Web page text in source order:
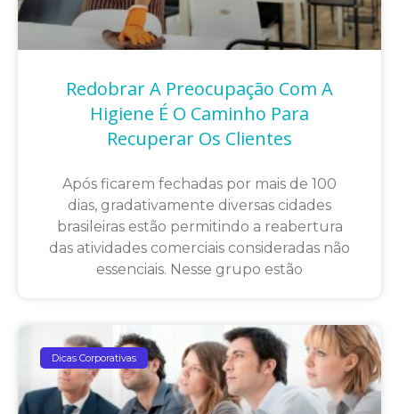
Redobrar A Preocupação Com A
Higiene É O Caminho Para
Recuperar Os Clientes
Após ficarem fechadas por mais de 100
dias, gradativamente diversas cidades
brasileiras estão permitindo a reabertura
das atividades comerciais consideradas não
essenciais. Nesse grupo estão
Dicas Corporativas